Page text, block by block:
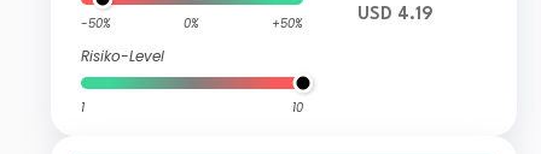
-50% 0% +50%
Risiko-Level
1 10
USD 4.19